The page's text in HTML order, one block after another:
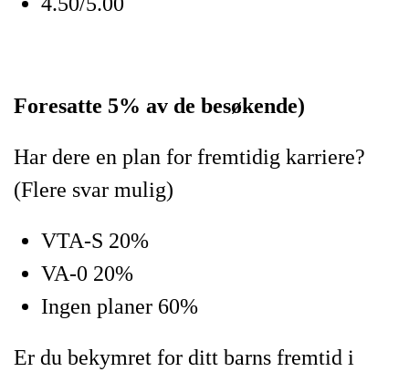
Foresatte 5% av de besøkende)
Har dere en plan for fremtidig karriere?
(Flere svar mulig)
VTA-S 20%
VA-0 20%
Ingen planer 60%
Er du bekymret for ditt barns fremtid i